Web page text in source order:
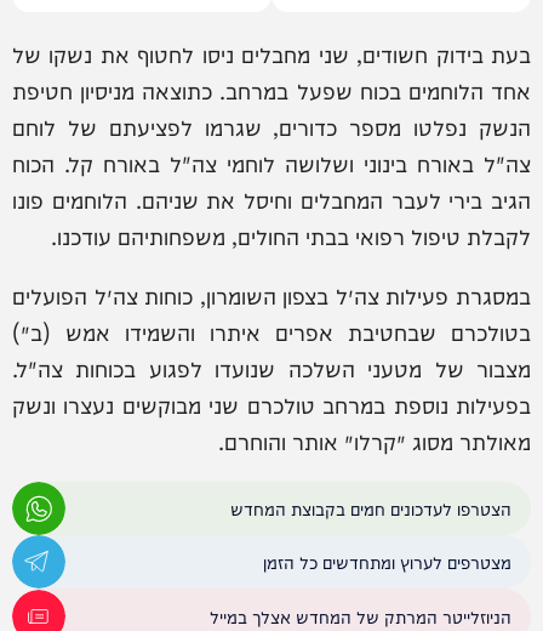
בעת בידוק חשודים, שני מחבלים ניסו לחטוף את נשקו של
אחד הלוחמים בכוח שפעל במרחב. כתוצאה מניסיון חטיפת
הנשק נפלטו מספר כדורים, שגרמו לפציעתם של לוחם
צה"ל באורח בינוני ושלושה לוחמי צה"ל באורח קל. הכוח
הגיב בירי לעבר המחבלים וחיסל את שניהם. הלוחמים פונו
לקבלת טיפול רפואי בבתי החולים, משפחותיהם עודכנו.
במסגרת פעילות צה״ל בצפון השומרון, כוחות צה״ל הפועלים
בטולכרם שבחטיבת אפרים איתרו והשמידו אמש (ב׳)
מצבור של מטעני השלכה שנועדו לפגוע בכוחות צה"ל.
בפעילות נוספת במרחב טולכרם שני מבוקשים נעצרו ונשק
מאולתר מסוג ׳קרלו׳ אותר והוחרם.
הצטרפו לעדכונים חמים בקבוצת המחדש
מצטרפים לערוץ ומתחדשים כל הזמן
הניוזלייטר המרתק של המחדש אצלך במייל